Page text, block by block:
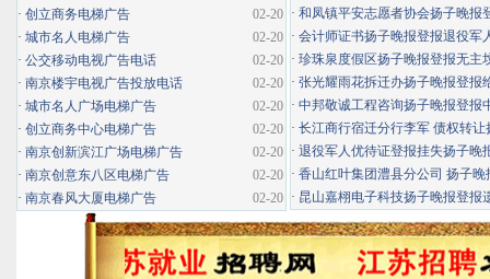
· 和凤镇平安志愿者协会扬子晚报
· 会计师证书扬子晚报登报退役军
· 珍珠泉度假区扬子晚报登报无主
· 张光耀雨花拆迁办扬子晚报登报
· 中邦敬诚工程咨询扬子晚报登报
· 长江商行宿迁分行李军 债权转让
· 退役军人优待证登报挂失扬子晚
· 香山红叶集团澧县分公司 扬子晚
· 昆山嘉栩电子科技扬子晚报登报
02-20
· 创立商务电梯广告
02-20
· 城市名人电梯广告
02-20
· 公交移动电视广告电话
02-20
· 南京楼宇电视广告投放电话
02-20
· 城市名人广场电梯广告
02-20
· 创立商务中心电梯广告
02-20
· 南京创新滨江广场电梯广告
02-20
· 南京创意东八区电梯广告
02-20
· 南京春风大厦电梯广告